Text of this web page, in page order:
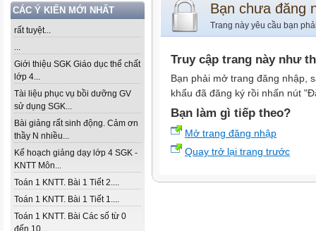
CÁC Ý KIẾN MỚI NHẤT
rất tuyệt...
...
Giới thiệu SGK Giáo dục thể chất
lớp 4...
Tài liệu phục vụ bồi dưỡng GV
sử dụng SGK...
Bài giảng rất sinh động. Cảm ơn
thầy N nhiều...
Kế hoạch giảng dạy lớp 4 SGK -
KNTT Môn...
Toán 1 KNTT. Bài 1 Tiết 2....
Toán 1 KNTT. Bài 1 Tiết 1....
Toán 1 KNTT. Bài Các số từ 0
đến 10...
Bạn chưa đăng
Trang này yêu cầu bạn
Truy cập trang này như
Bạn phải mở trang đăng nhập,
khẩu đã đăng ký rồi nhấn nút
Bạn làm gì tiếp theo?
Mở trang đăng nhập
Quay trở lại trang trước